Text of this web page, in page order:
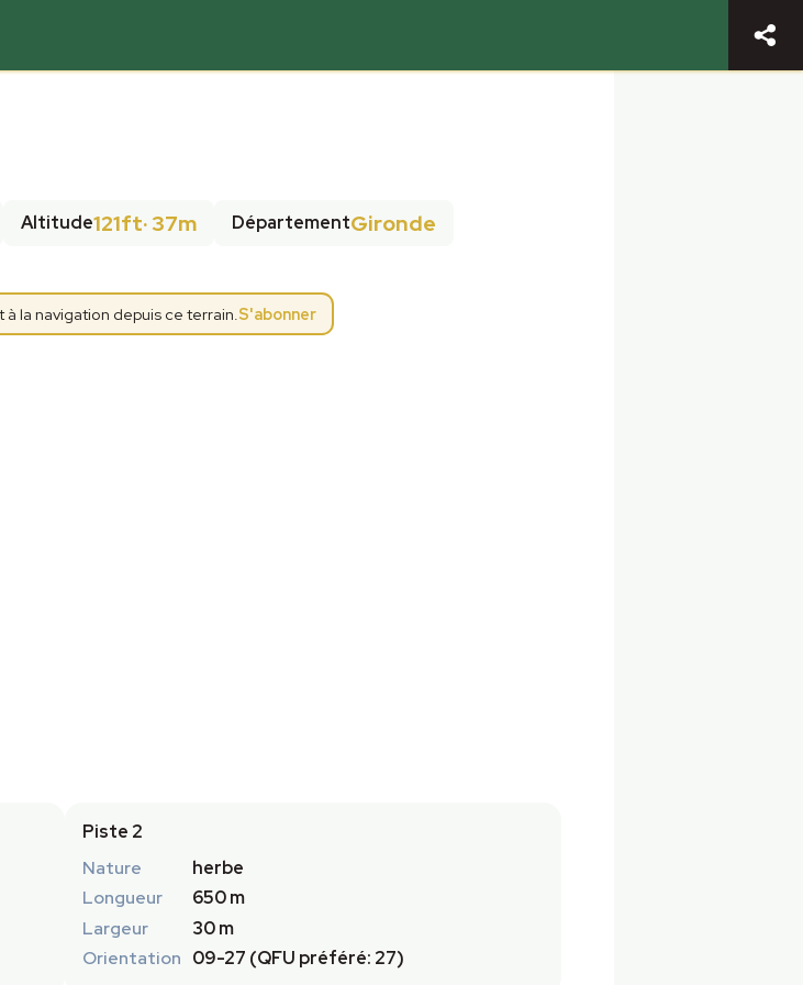
Altitude121ft·37m DépartementGironde
la navigation depuis ce terrain.S'abonner
Piste 2
Nature
herbe
Longueur
650 m
Largeur
30 m
Orientation 09-27 (QFU préféré: 27)